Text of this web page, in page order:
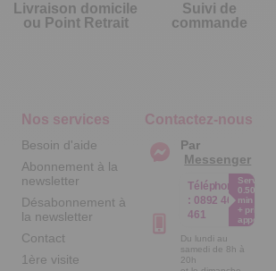
Livraison domicile
ou Point Retrait
Suivi de
commande
Nos services
Besoin d'aide
Abonnement à la
newsletter
Désabonnement à
la newsletter
Contact
1ère visite
Contactez-nous
Par
Messenger
Téléphone
: 0892 461
461
Service
0.50€ /
min
+ prix
appel
Du lundi au
samedi de 8h à
20h